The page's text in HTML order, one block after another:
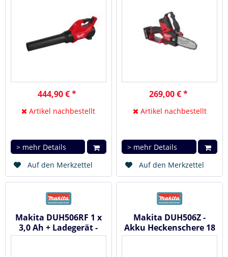
444,90 € *
Artikel nachbestellt
> mehr Details
Auf den Merkzettel
269,00 € *
Artikel nachbestellt
> mehr Details
Auf den Merkzettel
Makita DUH506RF 1 x
3,0 Ah + Ladegerät -
Akku Heckenschere 18
Makita DUH506Z -
Akku Heckenschere 18
V